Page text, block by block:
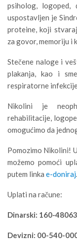
psiholog, logoped,
uspostavljen je
proteine, koji
za govor, memoriju i
Stečene naloge i
plakanja, kao i
respiratorne
Nikolini je
rehabilitacije,
omogućimo da
Pomozimo Nikolini!
možemo pomoći
putem linka e-doniraj.
Uplati na račune:
Dinarski: 160-
Devizni: 00-540-